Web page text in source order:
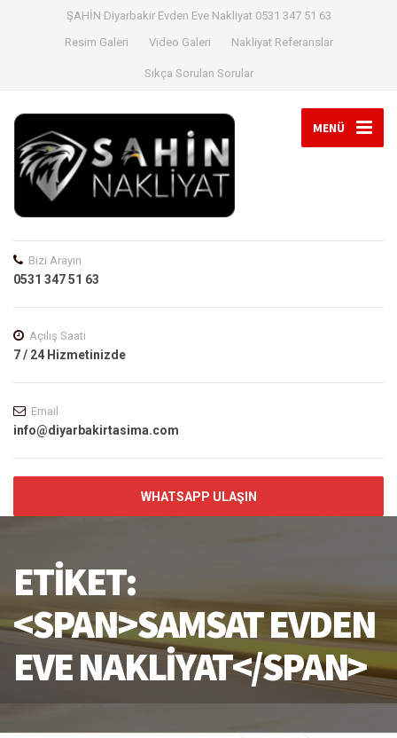
ŞAHİN Diyarbakır Evden Eve Nakliyat 0531 347 51 63
Resim Galeri
Video Galeri Nakliyat Referanslar
Sıkça Sorulan Sorular
MENÜ
Bizi Arayın
0531 347 51 63
Açılış Saati
7 / 24 Hizmetinizde
Email
info@diyarbakirtasima.com
WHATSAPP ULAŞIN
ETIKET:
<SPAN>SAMSAT EVDEN
EVE NAKLIYAT</SPAN>